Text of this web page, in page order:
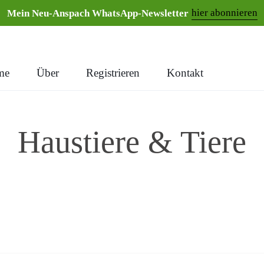
Mein Neu-Anspach WhatsApp-Newsletter hier abonnieren
Über Registrieren Kontakt
Haustiere & Tiere